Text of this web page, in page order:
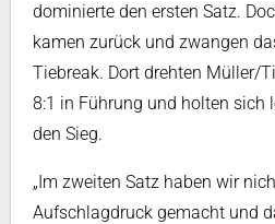
dominierte den ersten Satz.
kamen zurück und zwangen
Tiebreak. Dort drehten Müller/
8:1 in Führung und holten sich
den Sieg.
„Im zweiten Satz haben wir
Aufschlagdruck gemacht und